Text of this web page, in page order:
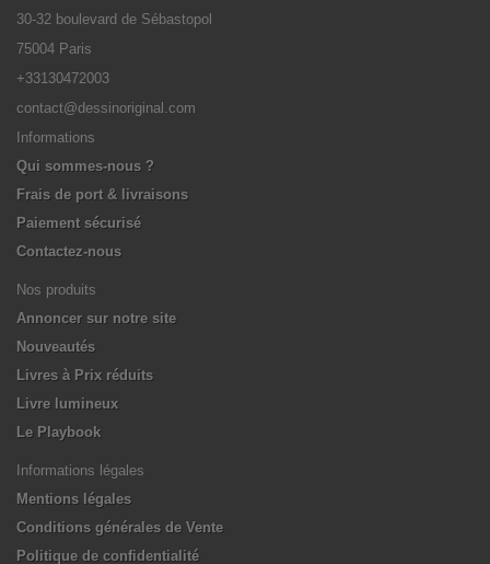
30-32 boulevard de Sébastopol
75004 Paris
+33130472003
contact@dessinoriginal.com
Informations
Qui sommes-nous ?
Frais de port & livraisons
Paiement sécurisé
Contactez-nous
Nos produits
Annoncer sur notre site
Nouveautés
Livres à Prix réduits
Livre lumineux
Le Playbook
Informations légales
Mentions légales
Conditions générales de Vente
Politique de confidentialité